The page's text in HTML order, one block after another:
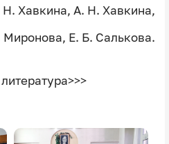
Хавкина, А. Н. Хавкина,
Е. Б. Салькова.
Image